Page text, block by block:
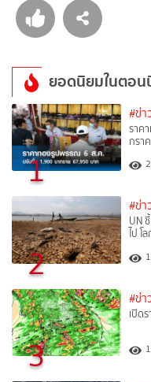
ยอดนิยมในตอน
1
#ข่า
ราค
กรา
2
#ข่า
UN
ไป โ
3
#ข่า
เปิด